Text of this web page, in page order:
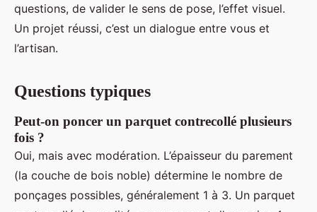
questions, de valider le sens de pose, l’effet visuel.
Un projet réussi, c’est un dialogue entre vous et
l’artisan.
Questions typiques
Peut-on poncer un parquet contrecollé plusieurs
fois ?
Oui, mais avec modération. L’épaisseur du parement
(la couche de bois noble) détermine le nombre de
ponçages possibles, généralement 1 à 3. Un parquet